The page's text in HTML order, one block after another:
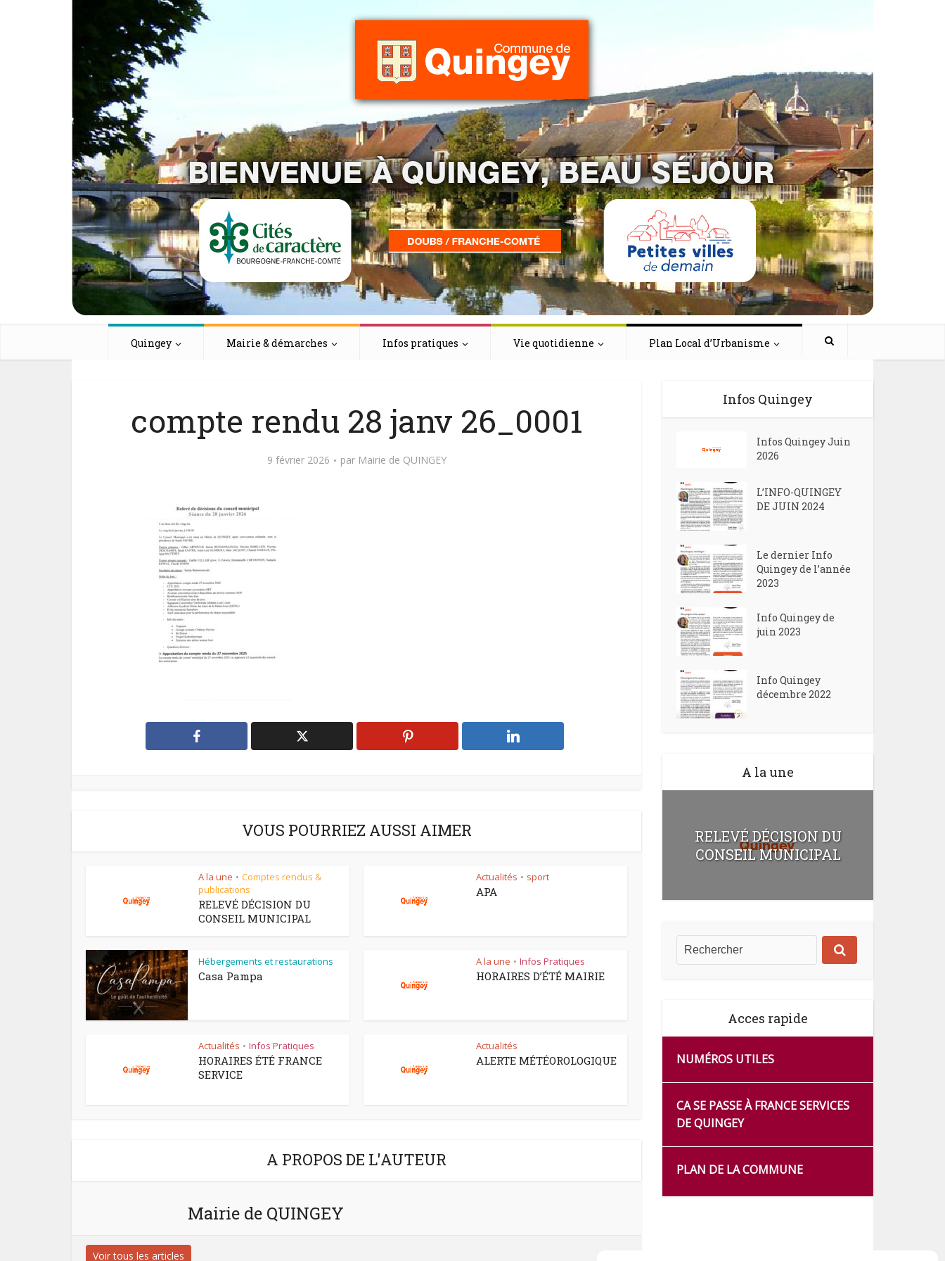
Quingey Mairie & démarches Infos pratiques Vie quotidienne Plan Local d’Urbanisme
compte rendu 28 janv 26_0001
9 février 2026 par Mairie de QUINGEY
VOUS POURRIEZ AUSSI AIMER
A la une • Comptes rendus &
publications
RELEVÉ DÉCISION DU
CONSEIL MUNICIPAL
Actualités • sport
APA
Hébergements et restaurations
Casa Pampa
A la une • Infos Pratiques
HORAIRES D’ÉTÉ MAIRIE
Actualités • Infos Pratiques
HORAIRES ÉTÉ FRANCE
SERVICE
Actualités
ALERTE MÉTÉOROLOGIQUE
A PROPOS DE L'AUTEUR
Mairie de QUINGEY
Voir tous les articles
Infos Quingey
Infos Quingey Juin
2026
L’INFO-QUINGEY
DE JUIN 2024
Le dernier Info
Quingey de l’année
2023
Info Quingey de
juin 2023
Info Quingey
décembre 2022
A la une
RELEVÉ DÉCISION DU
CONSEIL MUNICIPAL
Acces rapide
NUMÉROS UTILES
CA SE PASSE À FRANCE SERVICES
DE QUINGEY
PLAN DE LA COMMUNE